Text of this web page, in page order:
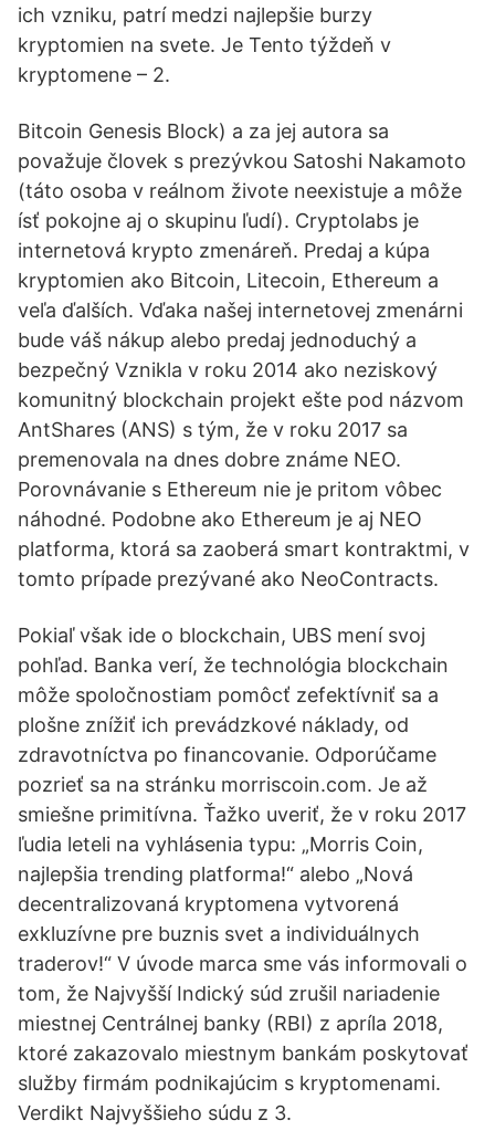
ich vzniku, patrí medzi najlepšie burzy
kryptomien na svete. Je Tento týždeň v
kryptomene – 2.
Bitcoin Genesis Block) a za jej autora sa
považuje človek s prezývkou Satoshi Nakamoto
(táto osoba v reálnom živote neexistuje a môže
ísť pokojne aj o skupinu ľudí). Cryptolabs je
internetová krypto zmenáreň. Predaj a kúpa
kryptomien ako Bitcoin, Litecoin, Ethereum a
veľa ďalších. Vďaka našej internetovej zmenárni
bude váš nákup alebo predaj jednoduchý a
bezpečný Vznikla v roku 2014 ako neziskový
komunitný blockchain projekt ešte pod názvom
AntShares (ANS) s tým, že v roku 2017 sa
premenovala na dnes dobre známe NEO.
Porovnávanie s Ethereum nie je pritom vôbec
náhodné. Podobne ako Ethereum je aj NEO
platforma, ktorá sa zaoberá smart kontraktmi, v
tomto prípade prezývané ako NeoContracts.
Pokiaľ však ide o blockchain, UBS mení svoj
pohľad. Banka verí, že technológia blockchain
môže spoločnostiam pomôcť zefektívniť sa a
plošne znížiť ich prevádzkové náklady, od
zdravotníctva po financovanie. Odporúčame
pozrieť sa na stránku morriscoin.com. Je až
smiešne primitívna. Ťažko uveriť, že v roku 2017
ľudia leteli na vyhlásenia typu: „Morris Coin,
najlepšia trending platforma!“ alebo „Nová
decentralizovaná kryptomena vytvorená
exkluzívne pre buznis svet a individuálnych
traderov!“ V úvode marca sme vás informovali o
tom, že Najvyšší Indický súd zrušil nariadenie
miestnej Centrálnej banky (RBI) z apríla 2018,
ktoré zakazovalo miestnym bankám poskytovať
služby firmám podnikajúcim s kryptomenami.
Verdikt Najvyššieho súdu z 3.